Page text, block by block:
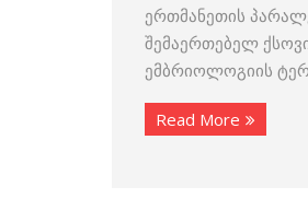
ერთმანეთის
შემაერთებელ
ემბრიოლოგიის
Read More